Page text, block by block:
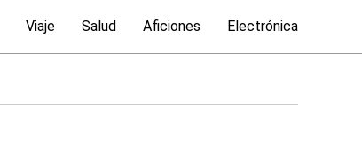
Viaje Salud Aficiones Electrónica